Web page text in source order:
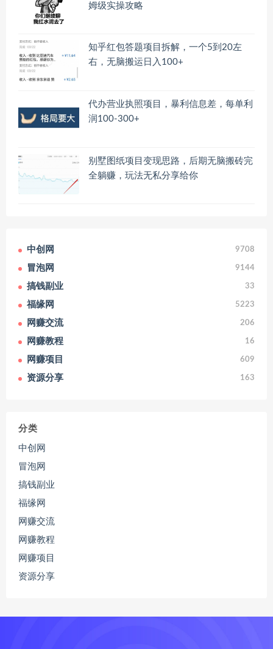
姆级实操攻略
知乎红包答题项目拆解，一个5到20左
右，无脑搬运日入100+
代办营业执照项目，暴利信息差，每单利
润100-300+
别墅图纸项目变现思路，后期无脑搬砖完
全躺赚，玩法无私分享给你
中创网 9708
冒泡网 9144
搞钱副业 33
福缘网 5223
网赚交流 206
网赚教程 16
网赚项目 609
资源分享 163
分类
中创网
冒泡网
搞钱副业
福缘网
网赚交流
网赚教程
网赚项目
资源分享